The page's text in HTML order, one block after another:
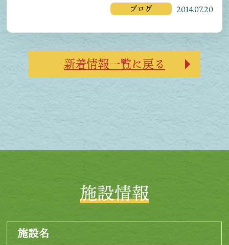
ブログ 2014.07.20
新着情報一覧に戻る
施設情報
施設名